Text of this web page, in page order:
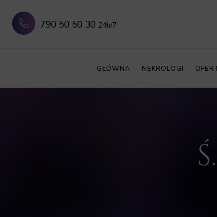
790 50 50 30 24h/7
GŁÓWNA NEKROLOGI